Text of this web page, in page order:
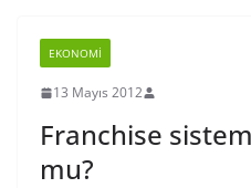
EKONOMI
13 Mayıs 2012
Franchise
mu?